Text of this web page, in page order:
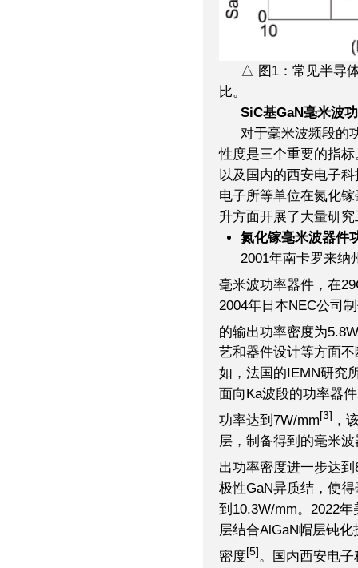
△ 图1：常见半导
比。
SiC基GaN毫米波
对于毫米波频段的
性度是三个重要的指
以及国内的西安电子
电子所等单位在氮化
升方面开展了大量研
氮化镓毫米波器件
2001年南卡罗来纳
毫米波功率器件，在
2004年日本NEC公司
的输出功率密度为
艺和器件设计等方面
如，法国的IEMN研究
面向Ka波段的功率器
功率达到7W/mm[3] ，
层，制备得到的毫米
出功率密度进一步达
极性GaN异质结，使
到10.3W/mm。2022
层结合AlGaN帽层钝
密度[5]。国内西安电